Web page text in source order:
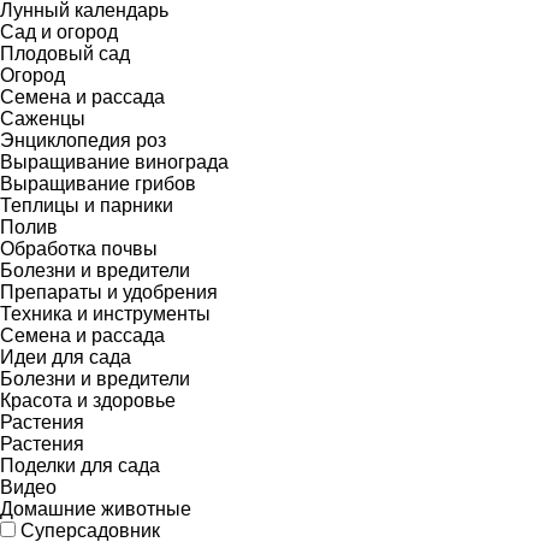
Лунный календарь
Сад и огород
Плодовый сад
Огород
Семена и рассада
Саженцы
Энциклопедия роз
Выращивание винограда
Выращивание грибов
Теплицы и парники
Полив
Обработка почвы
Болезни и вредители
Препараты и удобрения
Техника и инструменты
Семена и рассада
Идеи для сада
Болезни и вредители
Красота и здоровье
Растения
Растения
Поделки для сада
Видео
Домашние животные
Суперсадовник